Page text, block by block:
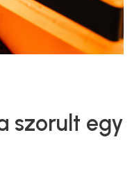
szorult egy